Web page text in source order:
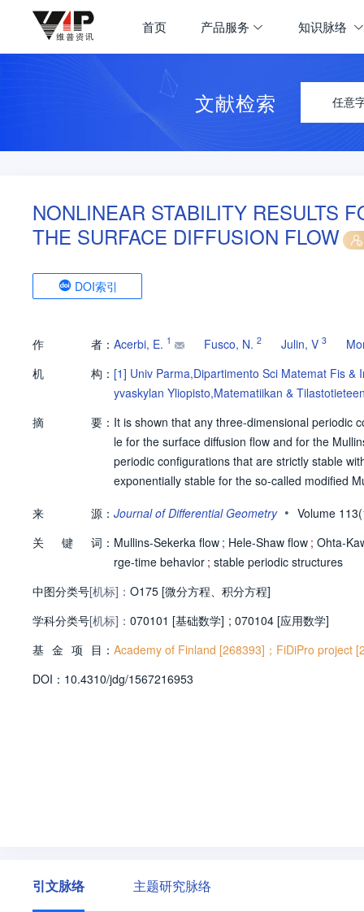
首页 产品服务 知识脉络
文献检索 任意
NONLINEAR STABILITY RESULTS
THE SURFACE DIFFUSION FLOW
DOI索引
作 者： Acerbi, E. 1 Fusco, N. 2 Julin, V 3
机
构： [1] Univ Parma,Dipartimento Sci Matemat Fis &
yvaskylan Yliopisto,Matematiikan &
摘
要： It is shown that any three-dimensional periodic
le for the surface diffusion flow and for the
periodic configurations that are strictly stable
exponentially stable for the so-called modified
来
源： Journal of Differential Geometry • Volume
关
键 词： Mullins-Sekerka flow ; Hele-Shaw flow ; Ohta-
rge-time behavior ; stable periodic structures
中图分类号[机标]： O175 [微分方程、积分方程]
学科分类号[机标]： 070101 [基础数学] ; 070104 [应用数学]
基 金 项 目： Academy of Finland [268393]；FiDiPro project
DOI： 10.4310/jdg/1567216953
引文脉络 主题研究脉络